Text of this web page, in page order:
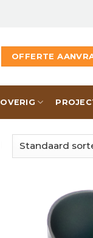
OFFERTE
OVERIG